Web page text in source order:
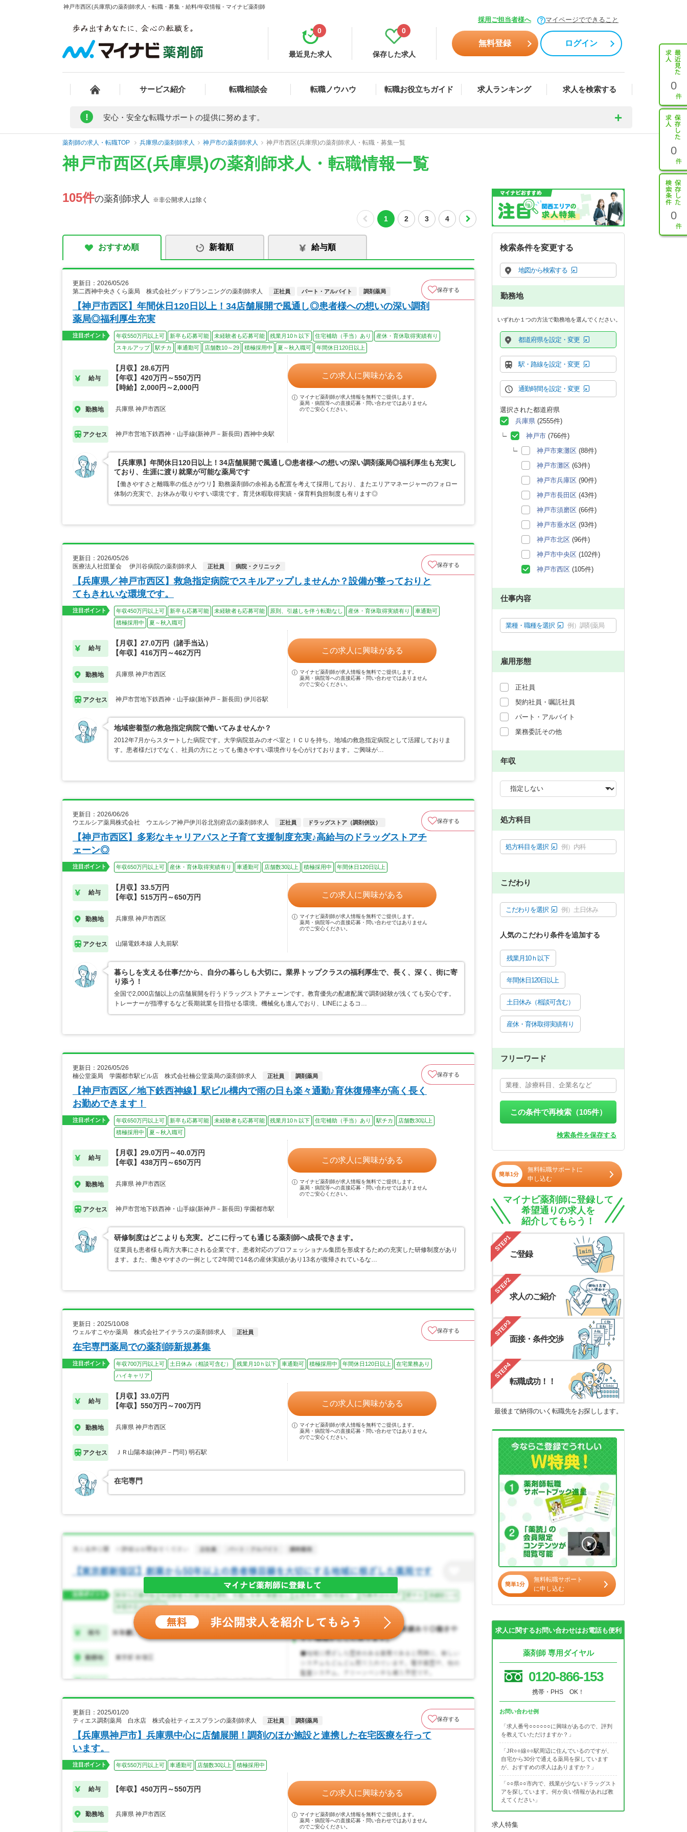
神戸市西区(兵庫県)の薬剤師求人・転職・募集・給料/年収情報 - マイナビ薬剤師
採用ご担当者様へ マイページでできること
最近見た求人
0
保存した求人
0
無料登録 ログイン
サービス紹介 転職相談会 転職ノウハウ 転職お役立ちガイド 求人ランキング 求人を検索する 0
0
0
! 安心・安全な転職サポートの提供に努めます。
薬剤師の求人・転職TOP 兵庫県の薬剤師求人 神戸市の薬剤師求人 神戸市西区(兵庫県)の薬剤師求人・転職・募集一覧
神戸市西区(兵庫県)の薬剤師求人・転職情報一覧
105件の薬剤師求人 ※非公開求人は除く
1 2 3 4
おすすめ順 新着順 給与順
更新日：2026/05/26
第二西神中央さくら薬局 株式会社グッドプランニングの薬剤師求人
正社員 パート・アルバイト 調剤薬局 保存する
【神戸市西区】年間休日120日以上！34店舗展開で風通し◎患者様への想いの深い調剤
薬局◎福利厚生充実
注目ポイント 年収550万円以上可 新卒も応募可能 未経験者も応募可能 残業月10ｈ以下 住宅補助（手当）あり
産休・育休取得実績有り
スキルアップ
駅チカ 車通勤可 店舗数10～29 積極採用中 夏～秋入職可 年間休日120日以上
給与
【月収】28.6万円
【年収】420万円～550万円
【時給】2,000円～2,000円
勤務地 兵庫県 神戸市西区
アクセス 神戸市営地下鉄西神・山手線(新神戸－新長田) 西神中央駅
この求人に興味がある
マイナビ薬剤師が求人情報を無料でご提供します。
薬局・病院等への直接応募・問い合わせではありません
のでご安心ください。
【兵庫県】年間休日120日以上！34店舗展開で風通し◎患者様への想いの深い調剤薬局◎福利厚生も充実し
ており、生涯に渡り就業が可能な薬局です
【働きやすさと離職率の低さがウリ】勤務薬剤師の余裕ある配置を考えて採用しており、またエリアマネージャーのフォロー
体制の充実で、お休みが取りやすい環境です。育児休暇取得実績・保育料負担制度も有ります◎
更新日：2026/05/26
医療法人社団菫会 伊川谷病院の薬剤師求人
正社員 病院・クリニック 保存する
【兵庫県／神戸市西区】救急指定病院でスキルアップしませんか？設備が整っておりと
てもきれいな環境です。
注目ポイント 年収450万円以上可 新卒も応募可能 未経験者も応募可能 原則、引越しを伴う転勤なし 産休・育休取得実績有り
車通勤可
積極採用中
夏～秋入職可
給与
【月収】27.0万円（諸手当込）
【年収】416万円～462万円
勤務地 兵庫県 神戸市西区
アクセス 神戸市営地下鉄西神・山手線(新神戸－新長田) 伊川谷駅
この求人に興味がある
マイナビ薬剤師が求人情報を無料でご提供します。
薬局・病院等への直接応募・問い合わせではありません
のでご安心ください。
地域密着型の救急指定病院で働いてみませんか？
2012年7月からスタートした病院です。大学病院並みのオペ室とＩＣＵを持ち、地域の救急指定病院として活躍しておりま
す。患者様だけでなく、社員の方にとっても働きやすい環境作りを心がけております。ご興味が…
更新日：2026/06/26
ウエルシア薬局株式会社 ウエルシア神戸伊川谷北別府店の薬剤師求人
正社員 ドラッグストア（調剤併設） 保存する
【神戸市西区】多彩なキャリアパスと子育て支援制度充実♪高給与のドラッグストアチ
ェーン◎
注目ポイント 年収650万円以上可 産休・育休取得実績有り 車通勤可 店舗数30以上 積極採用中 年間休日120日以上
給与
【月収】33.5万円
【年収】515万円～650万円
勤務地 兵庫県 神戸市西区
アクセス 山陽電鉄本線 人丸前駅
この求人に興味がある
マイナビ薬剤師が求人情報を無料でご提供します。
薬局・病院等への直接応募・問い合わせではありません
のでご安心ください。
暮らしを支える仕事だから、自分の暮らしも大切に。業界トップクラスの福利厚生で、長く、深く、街に寄
り添う！
全国で2,000店舗以上の店舗展開を行うドラッグストアチェーンです。教育優先の配慮配属で調剤経験が浅くても安心です。
トレーナーが指導するなど長期就業を目指せる環境。機械化も進んでおり、LINEによるコ…
更新日：2026/05/26
楠公堂薬局 学園都市駅ビル店 株式会社楠公堂薬局の薬剤師求人
正社員 調剤薬局 保存する
【神戸市西区／地下鉄西神線】駅ビル構内で雨の日も楽々通勤♪育休復帰率が高く長く
お勤めできます！
注目ポイント 年収650万円以上可 新卒も応募可能 未経験者も応募可能 残業月10ｈ以下 住宅補助（手当）あり 駅チカ
店舗数30以上
積極採用中
夏～秋入職可
給与
【月収】29.0万円～40.0万円
【年収】438万円～650万円
勤務地 兵庫県 神戸市西区
アクセス 神戸市営地下鉄西神・山手線(新神戸－新長田) 学園都市駅
この求人に興味がある
マイナビ薬剤師が求人情報を無料でご提供します。
薬局・病院等への直接応募・問い合わせではありません
のでご安心ください。
研修制度はどこよりも充実。どこに行っても通じる薬剤師へ成長できます。
従業員も患者様も両方大事にされる企業です。患者対応のプロフェッショナル集団を形成するための充実した研修制度があり
ます。また、働きやすさの一例として2年間で14名の産休実績があり13名が復帰されているな…
更新日：2025/10/08
ウェルすこやか薬局 株式会社アイテラスの薬剤師求人
正社員 保存する
在宅専門薬局での薬剤師新規募集
注目ポイント 年収700万円以上可 土日休み（相談可含む） 残業月10ｈ以下 車通勤可 積極採用中 年間休日120日以上
在宅業務あり
ハイキャリア
給与
【月収】33.0万円
【年収】550万円～700万円
勤務地 兵庫県 神戸市西区
アクセス ＪＲ山陽本線(神戸－門司) 明石駅
この求人に興味がある
マイナビ薬剤師が求人情報を無料でご提供します。
薬局・病院等への直接応募・問い合わせではありません
のでご安心ください。
在宅専門
更新日：2025/01/20
ティエス調剤薬局 白水店 株式会社ティエスプランの薬剤師求人
正社員 調剤薬局 保存する
【兵庫県神戸市】兵庫県中心に店舗展開！調剤のほか施設と連携した在宅医療を行って
います。
注目ポイント 年収550万円以上可 車通勤可 店舗数30以上 積極採用中
給与 【年収】450万円～550万円
勤務地 兵庫県 神戸市西区
この求人に興味がある
マイナビ薬剤師が求人情報を無料でご提供します。
薬局・病院等への直接応募・問い合わせではありません
のでご安心ください。
検索条件を変更する
地図から検索する
勤務地
いずれか１つの方法で勤務地を選んでください。
都道府県を設定・変更
駅・路線を設定・変更
通勤時間を設定・変更
選択された都道府県
兵庫県 (2555件)
神戸市 (766件)
神戸市東灘区 (88件)
神戸市灘区 (63件)
神戸市兵庫区 (90件)
神戸市長田区 (43件)
神戸市須磨区 (66件)
神戸市垂水区 (93件)
神戸市北区 (96件)
神戸市中央区 (102件)
神戸市西区 (105件)
仕事内容
業種・職種を選択 例）調剤薬局
雇用形態
正社員
契約社員・嘱託社員
パート・アルバイト
業務委託その他
年収
処方科目
処方科目を選択 例）内科
こだわり
こだわりを選択 例）土日休み
人気のこだわり条件を追加する
残業月10ｈ以下
年間休日120日以上
土日休み（相談可含む）
産休・育休取得実績有り
フリーワード
この条件で再検索（105件）
検索条件を保存する
簡単1分
無料転職サポートに
申し込む
マイナビ薬剤師に登録して
希望通りの求人を
紹介してもらう！
STEP1
ご登録
STEP2
求人のご紹介
STEP3
面接・条件交渉
STEP4
転職成功！！
最後まで納得のいく転職先をお探しします。
簡単1分
無料転職サポート
に申し込む
求人に関するお問い合わせはお電話も便利
薬剤師 専用ダイヤル
0120-866-153
携帯・PHS OK！
お問い合わせ例
「求人番号○○○○○○に興味があるので、評判
を教えていただけますか？」
「JR○○線○○駅周辺に住んでいるのですが、
自宅から30分で通える薬局を探しています
が、おすすめの求人はありますか？」
「○○県○○市内で、残業が少ないドラッグスト
アを探しています。何か良い情報があれば教
えてください」
求人特集